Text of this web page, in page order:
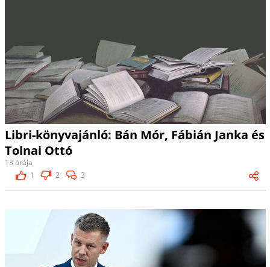
Libri-könyvajánló: Bán Mór, Fábián Janka és
Tolnai Ottó
13 órája
1
2 3